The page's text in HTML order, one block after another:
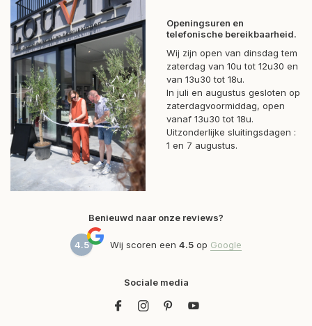
Openingsuren en
telefonische bereikbaarheid.
Wij zijn open van dinsdag tem
zaterdag van 10u tot 12u30 en
van 13u30 tot 18u.
In juli en augustus gesloten op
zaterdagvoormiddag, open
vanaf 13u30 tot 18u.
Uitzonderlijke sluitingsdagen :
1 en 7 augustus.
Benieuwd naar onze reviews?
4.5 Wij scoren een 4.5 op Google
Sociale media